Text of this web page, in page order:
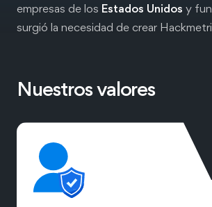
empresas de los Estados Unidos y
surgió la necesidad de crear
Nuestros valores